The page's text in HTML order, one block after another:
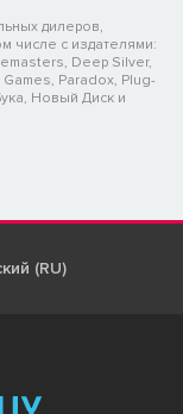
дилеров,
числе с издателями:
Deep Silver,
Paradox, Plug-
Новый Диск и
(RU)